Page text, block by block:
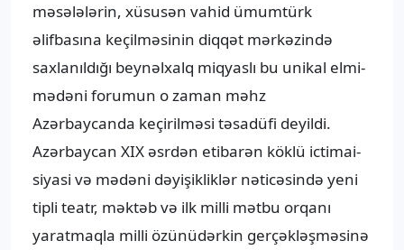
məsələlərin, xüsusən vahid ümumtürk
əlifbasına keçilməsinin diqqət mərkəzində
saxlanıldığı beynəlxalq miqyaslı bu unikal elmi-
mədəni forumun o zaman məhz
Azərbaycanda keçirilməsi təsadüfi deyildi.
Azərbaycan XIX əsrdən etibarən köklü ictimai-
siyasi və mədəni dəyişikliklər nəticəsində yeni
tipli teatr, məktəb və ilk milli mətbu orqanı
yaratmaqla milli özünüdərkin gerçəkləşməsinə